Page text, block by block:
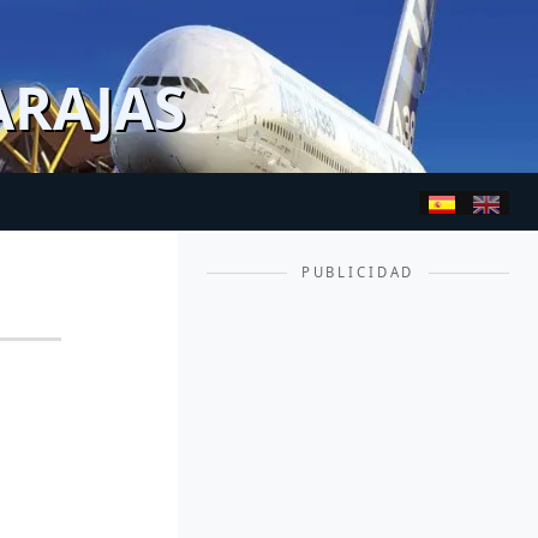
PUBLICIDAD